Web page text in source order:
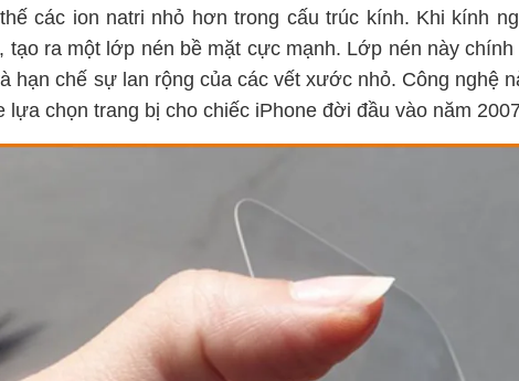
các ion natri nhỏ hơn trong cấu trúc kính. Khi kính
tạo ra một lớp nén bề mặt cực mạnh. Lớp nén này
hạn chế sự lan rộng của các vết xước nhỏ. Công nghệ
lựa chọn trang bị cho chiếc iPhone đời đầu vào năm